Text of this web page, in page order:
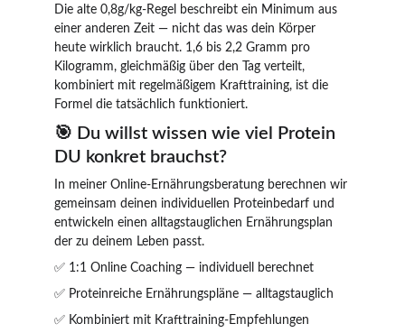
Die alte 0,8g/kg-Regel beschreibt ein Minimum aus
einer anderen Zeit — nicht das was dein Körper
heute wirklich braucht. 1,6 bis 2,2 Gramm pro
Kilogramm, gleichmäßig über den Tag verteilt,
kombiniert mit regelmäßigem Krafttraining, ist die
Formel die tatsächlich funktioniert.
🎯 Du willst wissen wie viel Protein
DU konkret brauchst?
In meiner Online-Ernährungsberatung berechnen wir
gemeinsam deinen individuellen Proteinbedarf und
entwickeln einen alltagstauglichen Ernährungsplan
der zu deinem Leben passt.
✅ 1:1 Online Coaching — individuell berechnet
✅ Proteinreiche Ernährungspläne — alltagstauglich
✅ Kombiniert mit Krafttraining-Empfehlungen